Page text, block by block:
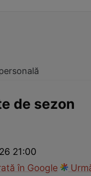
de sezon
21:00
în Google